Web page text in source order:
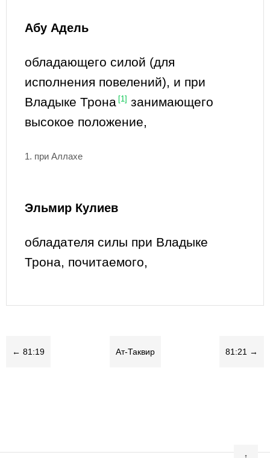
Абу Адель
обладающего силой (для
исполнения повелений), и при
Владыке Трона [1]
занимающего
высокое положение,
1. при Аллахе
Эльмир Кулиев
обладателя силы при Владыке
Трона, почитаемого,
← 81:19 Ат-Таквир 81:21 →